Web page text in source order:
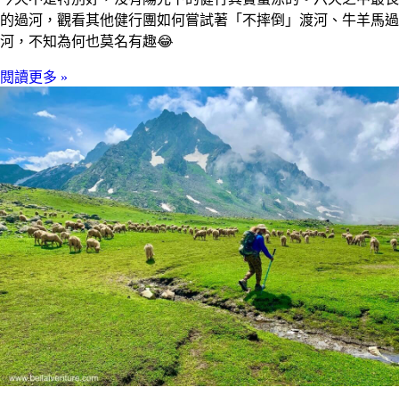
的過河，觀看其他健行團如何嘗試著「不摔倒」渡河、牛羊馬過
河，不知為何也莫名有趣😂
閱讀更多 »